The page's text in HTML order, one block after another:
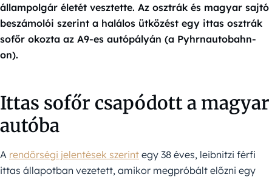
állampolgár életét vesztette. Az osztrák és magyar sajtó
beszámolói szerint a halálos ütközést egy ittas osztrák
sofőr okozta az A9-es autópályán (a Pyhrnautobahn-
on).
Ittas sofőr csapódott a magyar
autóba
A rendőrségi jelentések szerint egy 38 éves, leibnitzi férfi
ittas állapotban vezetett, amikor megpróbált előzni egy